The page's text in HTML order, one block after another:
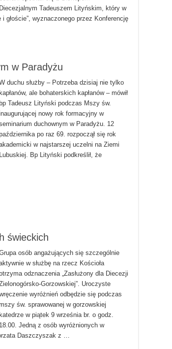
Diecezjalnym Tadeuszem Lityńskim, który w
i głoście”, wyznaczonego przez Konferencję
w Paradyżu
duchu służby – Potrzeba dzisiaj nie tylko
kapłanów, ale bohaterskich kapłanów – mówił
bp Tadeusz Lityński podczas Mszy św.
nowy rok formacyjny w
duchownym w Paradyżu. 12
po raz 69. rozpoczął się rok
w najstarszej uczelni na Ziemi
Lubuskiej. Bp Lityński podkreślił, że
świeckich
osób angażujących się szczególnie
w służbę na rzecz Kościoła
odznaczenia „Zasłużony dla Diecezji
Gorzowskiej”. Uroczyste
wyróżnień odbędzie się podczas
św. sprawowanej w gorzowskiej
katedrze w piątek 9 września br. o godz.
18.00. Jedną z osób wyróżnionych w
Daszczyszak z …